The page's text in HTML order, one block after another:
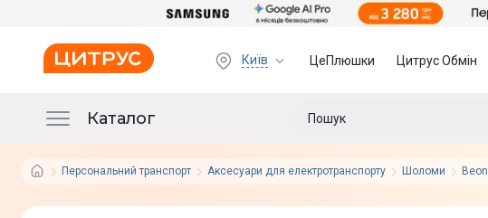
Київ ЦеПлюшки Цитрус Обмін
Каталог
Персональний транспорт Аксесуари для електротранспорту Шоломи Beon